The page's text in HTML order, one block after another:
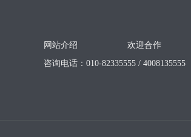
网站介绍 欢迎合作
咨询电话：010-82335555 / 4008135555